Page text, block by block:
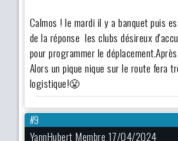
Calmos ! le mardi il y a banquet puis
de la réponse les clubs désireux
pour programmer le
Alors un pique nique sur le route fera
logistique!😤
#9
YannHubert Membre 17/04/2024